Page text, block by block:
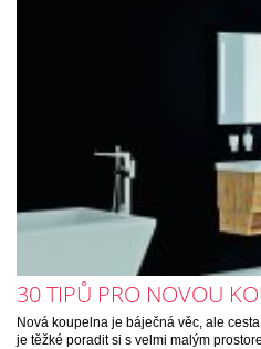
30 TIPŮ PRO NOVOU
Nová koupelna je báječná věc, ale
je těžké poradit si s velmi malým